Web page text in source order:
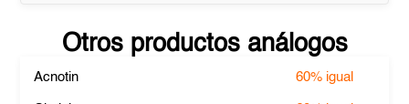
Otros productos análogos
Acnotin 60% igual